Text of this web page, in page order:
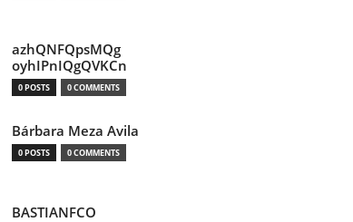
azhQNFQpsMQg
oyhIPnIQgQVKCn
0 POSTS 0 COMMENTS
Bárbara Meza Avila
0 POSTS 0 COMMENTS
BASTIANFCO